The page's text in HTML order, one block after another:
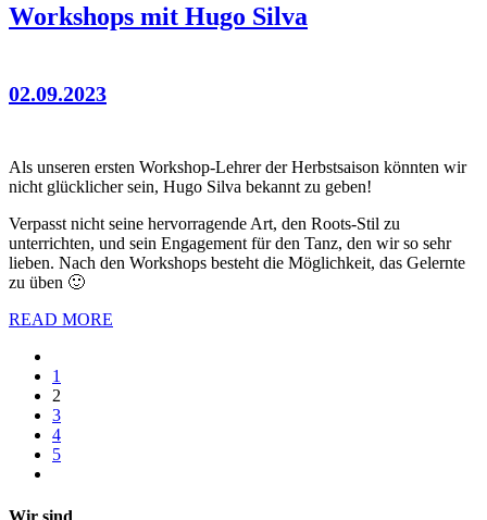
Workshops mit Hugo Silva
02.09.2023
Als unseren ersten Workshop-Lehrer der Herbstsaison könnten wir
nicht glücklicher sein, Hugo Silva bekannt zu geben!
Verpasst nicht seine hervorragende Art, den Roots-Stil zu
unterrichten, und sein Engagement für den Tanz, den wir so sehr
lieben. Nach den Workshops besteht die Möglichkeit, das Gelernte
zu üben 🙂
READ MORE
1
2
3
4
5
Wir sind